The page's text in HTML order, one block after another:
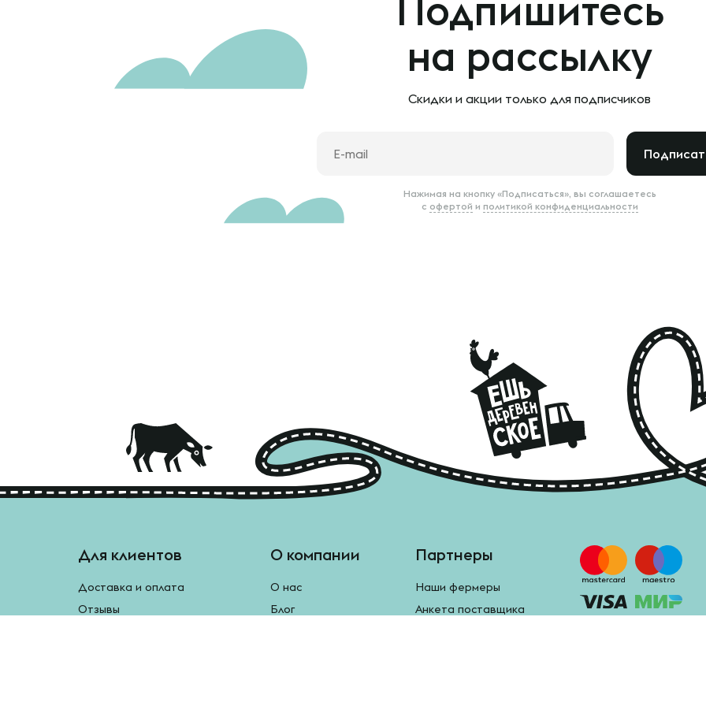
Подпишитесь
на рассылку
Скидки и акции только для подписчиков
Нажимая на кнопку «Подписаться», вы соглашаетесь
с офертой и политикой конфиденциальности
Для клиентов
Доставка и оплата
Отзывы
О компании
О нас
Блог
Партнеры
Наши фермеры
Анкета поставщика